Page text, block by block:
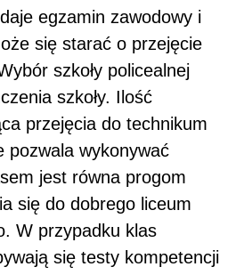
egzamin zawodowy i
się starać o przejęcie
szkoły policealnej
szkoły. Ilość
przejęcia do technikum
pozwala wykonywać
jest równa progom
się do dobrego liceum
W przypadku klas
się testy kompetencji